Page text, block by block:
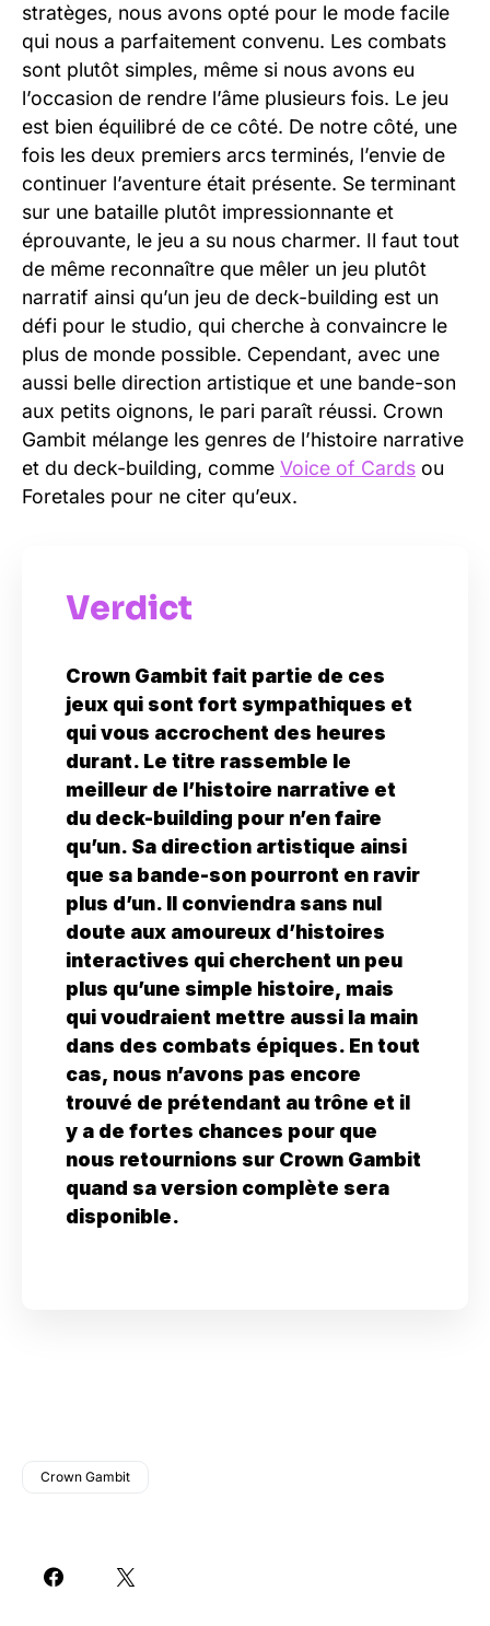
stratèges, nous avons opté pour le mode facile
qui nous a parfaitement convenu. Les combats
sont plutôt simples, même si nous avons eu
l’occasion de rendre l’âme plusieurs fois. Le jeu
est bien équilibré de ce côté. De notre côté, une
fois les deux premiers arcs terminés, l’envie de
continuer l’aventure était présente. Se terminant
sur une bataille plutôt impressionnante et
éprouvante, le jeu a su nous charmer. Il faut tout
de même reconnaître que mêler un jeu plutôt
narratif ainsi qu’un jeu de deck-building est un
défi pour le studio, qui cherche à convaincre le
plus de monde possible. Cependant, avec une
aussi belle direction artistique et une bande-son
aux petits oignons, le pari paraît réussi. Crown
Gambit mélange les genres de l’histoire narrative
et du deck-building, comme Voice of Cards ou
Foretales pour ne citer qu’eux.
Verdict
Crown Gambit fait partie de ces
jeux qui sont fort sympathiques et
qui vous accrochent des heures
durant. Le titre rassemble le
meilleur de l’histoire narrative et
du deck-building pour n’en faire
qu’un. Sa direction artistique ainsi
que sa bande-son pourront en ravir
plus d’un. Il conviendra sans nul
doute aux amoureux d’histoires
interactives qui cherchent un peu
plus qu’une simple histoire, mais
qui voudraient mettre aussi la main
dans des combats épiques. En tout
cas, nous n’avons pas encore
trouvé de prétendant au trône et il
y a de fortes chances pour que
nous retournions sur Crown Gambit
quand sa version complète sera
disponible.
Crown Gambit